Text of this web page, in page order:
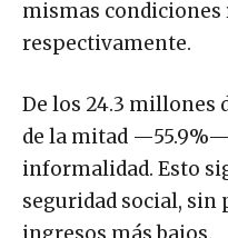
mismas condiciones
respectivamente.
De los 24.3 millones
de la mitad
informalidad. Esto
seguridad social, sin
ingresos más bajos.